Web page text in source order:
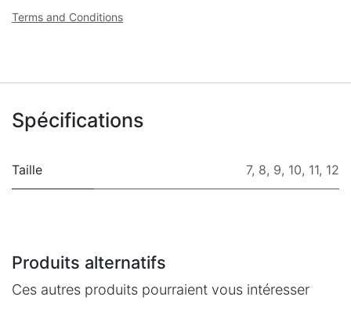
Terms and Conditions
Spécifications
Taille 7, 8, 9, 10, 11, 12
Produits alternatifs
Ces autres produits pourraient vous intéresser